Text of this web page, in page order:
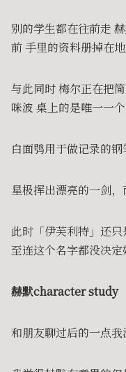
别的学生都在往前走
前 手里的资料册掉在
与此同时 梅尔正在把
咪波 桌上的是唯一一
白面鸮用于做记录的
星极挥出漂亮的一剑
此时「伊芙利特」还
至连这个名字都没决定
赫默character study
和朋友聊过后的一点我